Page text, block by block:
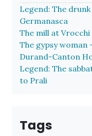
Legend: The
Germanasca
The mill at
The gypsy woman
Durand-Canton
Legend: The
to Prali
Tags